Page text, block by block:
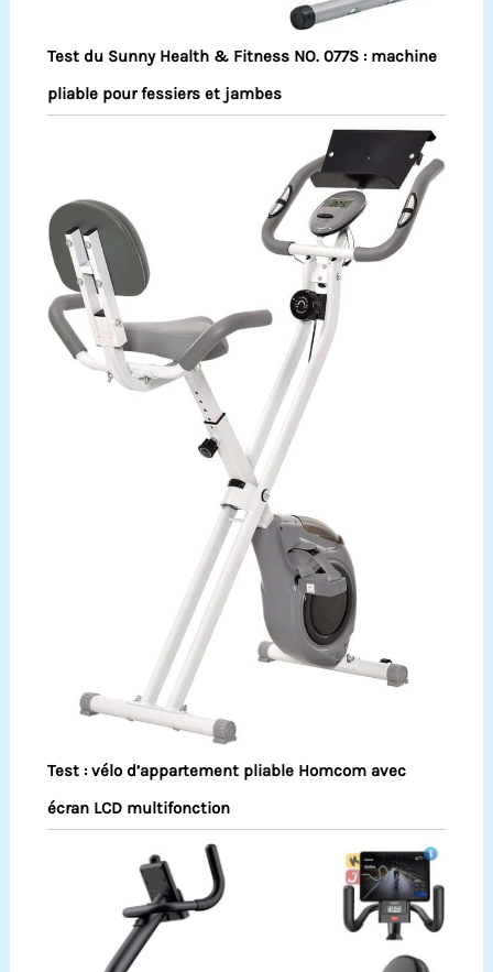
Test du Sunny Health & Fitness NO. 077S : machine
pliable pour fessiers et jambes
Test : vélo d’appartement pliable Homcom avec
écran LCD multifonction